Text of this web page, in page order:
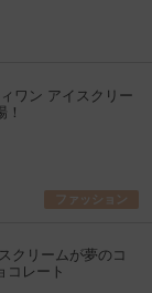
ワン アイスクリー
ファッション
クリームが夢のコ
コレート